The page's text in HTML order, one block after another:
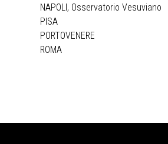
NAPOLI, Osservatorio Vesuviano
PISA
PORTOVENERE
ROMA